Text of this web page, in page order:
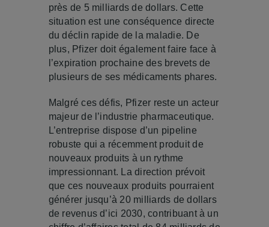
près de 5 milliards de dollars. Cette
situation est une conséquence directe
du déclin rapide de la maladie. De
plus, Pfizer doit également faire face à
l’expiration prochaine des brevets de
plusieurs de ses médicaments phares.
Malgré ces défis, Pfizer reste un acteur
majeur de l’industrie pharmaceutique.
L’entreprise dispose d’un pipeline
robuste qui a récemment produit de
nouveaux produits à un rythme
impressionnant. La direction prévoit
que ces nouveaux produits pourraient
générer jusqu’à 20 milliards de dollars
de revenus d’ici 2030, contribuant à un